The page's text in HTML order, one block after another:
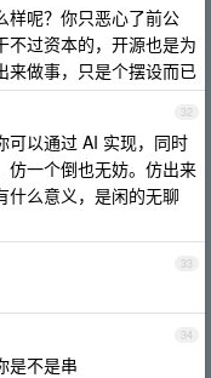
样呢？你只恶心了前公
不过资本的，开源也是为
来做事，只是个摆设而已
32
可以通过 AI 实现，同时
仿一个倒也无妨。仿出来
什么意义，是闲的无聊
33
34
是不是串